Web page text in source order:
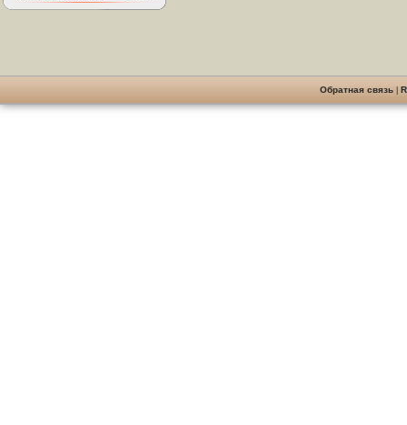
Обратная связь